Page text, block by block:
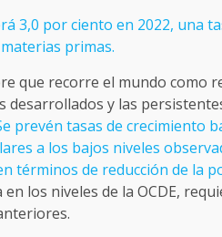
3,0 por ciento en 2022, una
primas.
que recorre el mundo como
desarrollados y las
prevén tasas de crecimiento
a los bajos niveles
términos de reducción de la
los niveles de la OCDE,